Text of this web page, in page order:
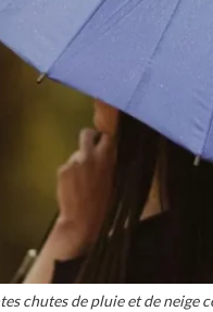
chutes de pluie et de neige